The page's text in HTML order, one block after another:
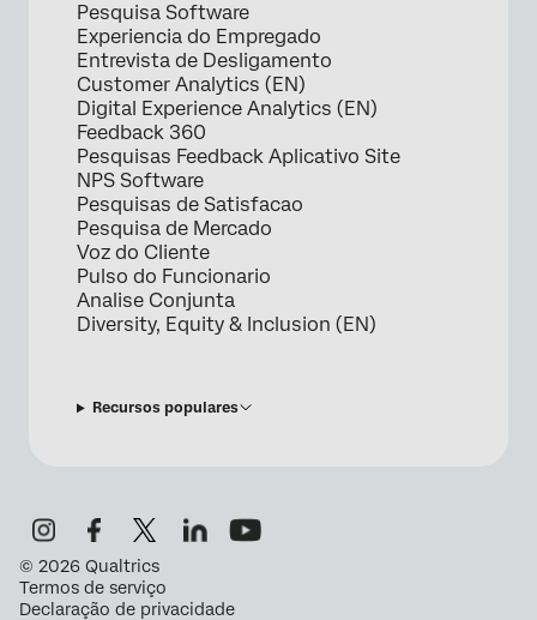
Pesquisa Software
Experiencia do Empregado
Entrevista de Desligamento
Customer Analytics (EN)
Digital Experience Analytics (EN)
Feedback 360
Pesquisas Feedback Aplicativo Site
NPS Software
Pesquisas de Satisfacao
Pesquisa de Mercado
Voz do Cliente
Pulso do Funcionario
Analise Conjunta
Diversity, Equity & Inclusion (EN)
Recursos populares
© 2026 Qualtrics
Termos de serviço
Declaração de privacidade